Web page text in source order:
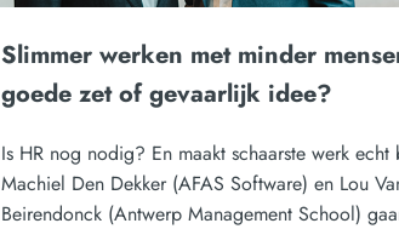
Slimmer werken met minder
goede zet of gevaarlijk idee?
Is HR nog nodig? En maakt schaarste werk echt
Machiel Den Dekker (AFAS Software) en Lou
Beirendonck (Antwerp Management School)